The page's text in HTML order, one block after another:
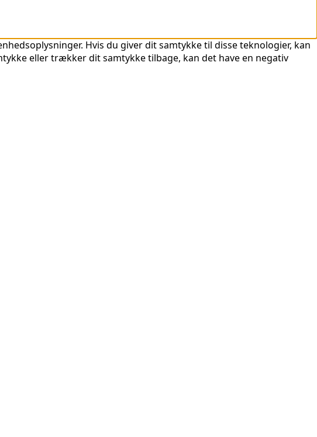
Hvis du giver dit samtykke til disse teknologier, kan
eller trækker dit samtykke tilbage, kan det have en negativ